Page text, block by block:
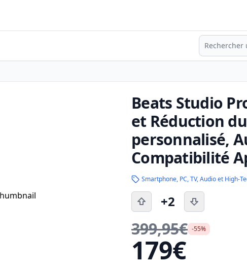
Recherche
Beats Studio
et Réduction
personnalisé,
Compatibilité
Smartphone, PC, TV, Audio et High-
+2
399,95€ -55%
179€